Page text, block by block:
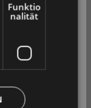
Produkt
)
Funktio
nalität